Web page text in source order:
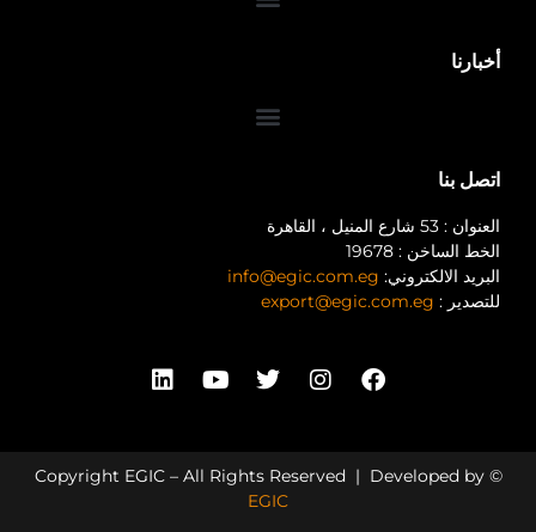
أخبارنا
اتصل بنا
العنوان : 53 شارع المنيل ، القاهرة
الخط الساخن : 19678
البريد الالكتروني: info@egic.com.eg
للتصدير : export@egic.com.eg
© Copyright EGIC – All Rights Reserved | Developed by
EGIC